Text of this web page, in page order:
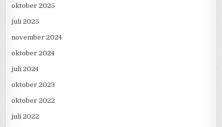
oktober 2025
juli 2025
november 2024
oktober 2024
juli 2024
oktober 2023
oktober 2022
juli 2022